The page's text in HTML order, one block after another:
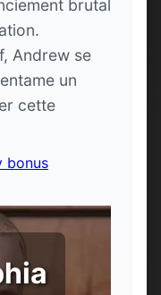
brutal
Andrew se
un
cette
bonus